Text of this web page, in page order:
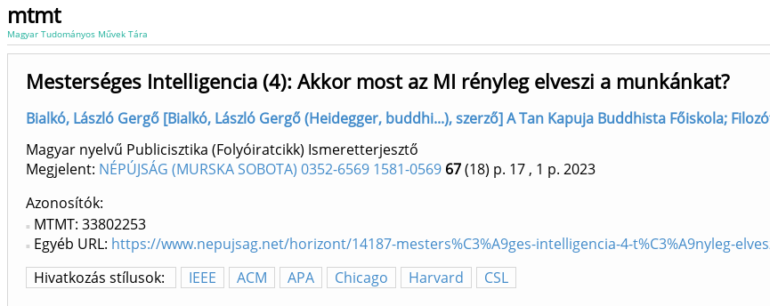
mtmt
Magyar Tudományos Művek Tára
Mesterséges Intelligencia (4): Akkor most az MI rényleg elveszi a munkánkat?
Bialkó, László Gergő [Bialkó, László Gergő (Heidegger, buddhi...), szerző] A Tan Kapuja Buddhista Főiskola;
Magyar nyelvű Publicisztika (Folyóiratcikk) Ismeretterjesztő
Megjelent: NÉPÚJSÁG ( MURSKA SOBOTA ) 0352-6569 1581-0569 67(18) p. 17 , 1 p. 2023
Azonosítók
MTMT: 33802253
Egyéb URL: https://www.nepujsag.net/horizont/14187-mesters%C3%A9ges-intelligencia-4-t%C3%A9nyleg-
Hivatkozás stílusok:
IEEE ACM APA Chicago Harvard CSL